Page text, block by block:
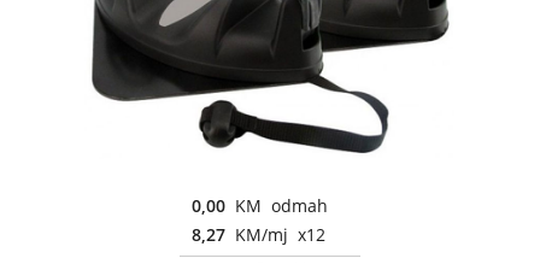
0,00 KM odmah
8,27 KM/mj x12